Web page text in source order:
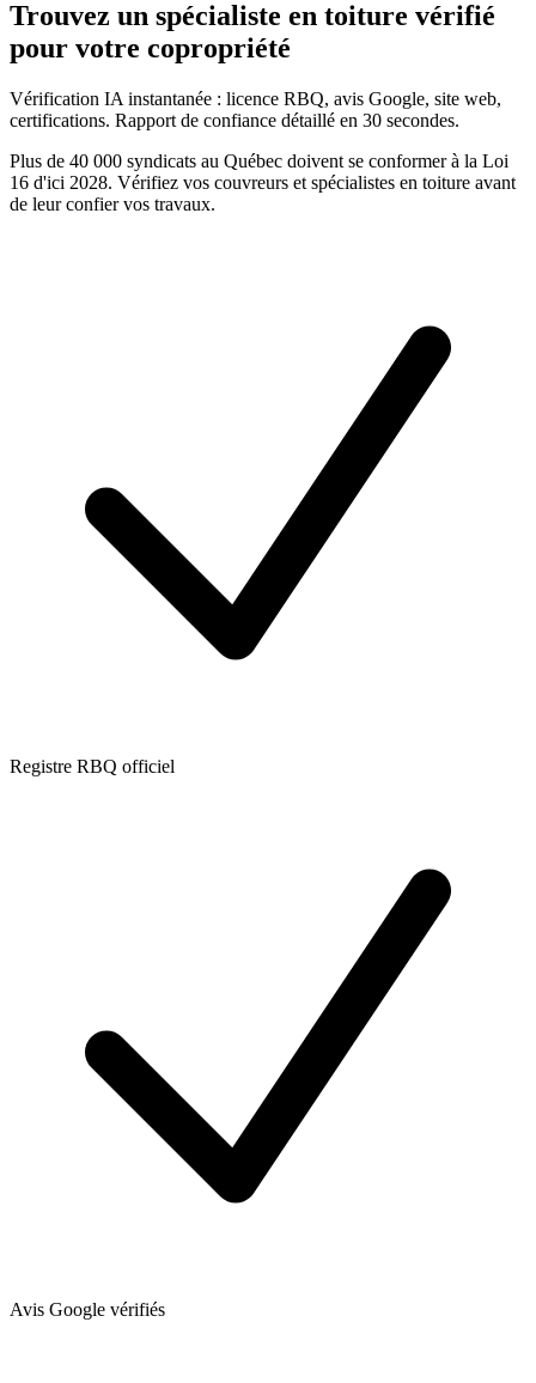
Trouvez un spécialiste en toiture vérifié
pour votre copropriété
Vérification IA instantanée : licence RBQ, avis Google, site web,
certifications. Rapport de confiance détaillé en 30 secondes.
Plus de 40 000 syndicats au Québec doivent se conformer à la Loi
16 d'ici 2028. Vérifiez vos couvreurs et spécialistes en toiture avant
de leur confier vos travaux.
Registre RBQ officiel
Avis Google vérifiés